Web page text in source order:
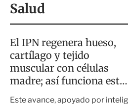
Salud
El IPN regenera hueso,
cartílago y tejido
muscular con células
madre; así funciona esta
tecnología
Este avance, apoyado por